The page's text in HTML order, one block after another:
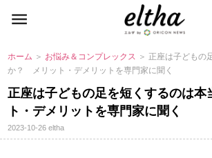
ホーム ＞ お悩み＆コンプレックス ＞ 正座は子どもの
か？ メリット・デメリットを専門家に聞く
正座は子どもの足を短くするのは
ト・デメリットを専門家に聞く
2023-10-26eltha